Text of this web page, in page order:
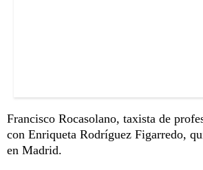
Francisco Rocasolano, taxista de
con Enriqueta Rodríguez Figarredo,
en Madrid.